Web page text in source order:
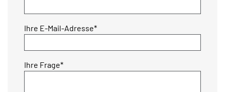
Pflichtfeld
Ihre E-Mail-Adresse*
Pflichtfeld
Ihre Frage*